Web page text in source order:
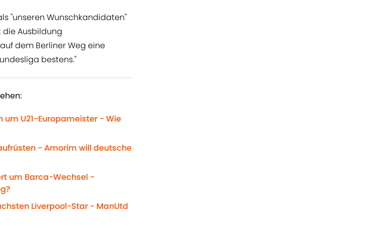
"unseren Wunschkandidaten"
die Ausbildung
dem Berliner Weg eine
bestens."
um U21-Europameister - Wie
- Amorim will deutsche
um Barca-Wechsel -
Liverpool-Star - ManUtd